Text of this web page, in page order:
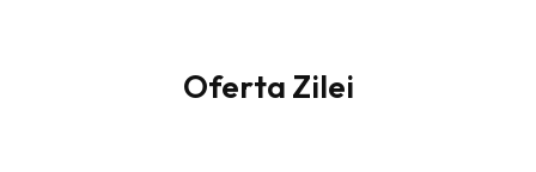
Oferta Zilei